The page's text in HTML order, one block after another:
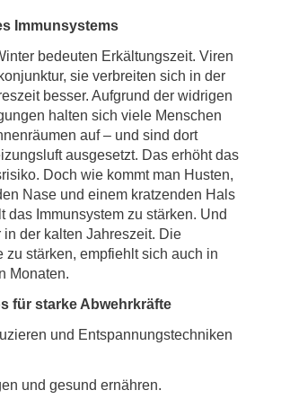
Immunsystems
bedeuten Erkältungszeit. Viren
sie verbreiten sich in der
besser. Aufgrund der widrigen
halten sich viele Menschen
auf – und sind dort
ausgesetzt. Das erhöht das
Doch wie kommt man Husten,
Nase und einem kratzenden Hals
das Immunsystem zu stärken. Und
in der kalten Jahreszeit. Die
zu stärken, empfiehlt sich auch in
Monaten.
für starke Abwehrkräfte
und Entspannungstechniken
und gesund ernähren.